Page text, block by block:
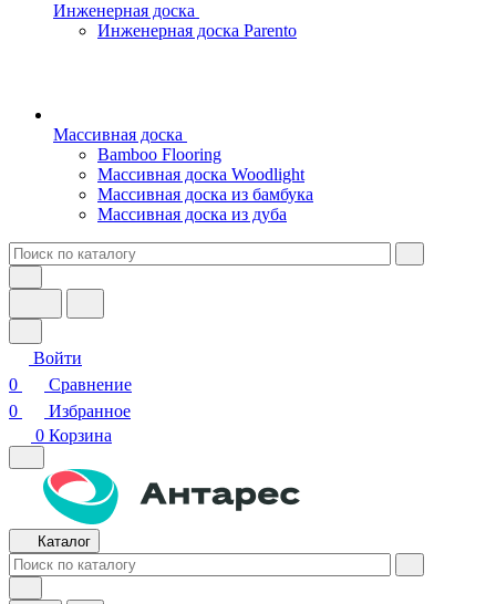
Инженерная доска
Инженерная доска Parento
Массивная доска
Bamboo Flooring
Массивная доска Woodlight
Массивная доска из бамбука
Массивная доска из дуба
Войти
0
Сравнение
0
Избранное
0 Корзина
Каталог